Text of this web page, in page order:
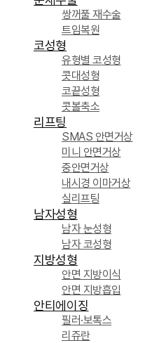
쌍꺼풀 재수술
트임복원
코성형
유형별 코성형
콧대성형
코끝성형
콧볼축소
리프팅
SMAS 안면거상
미니 안면거상
중안면거상
내시경 이마거상
실리프팅
남자성형
남자 눈성형
남자 코성형
지방성형
안면 지방이식
안면 지방흡입
안티에이징
필러·보톡스
리쥬란